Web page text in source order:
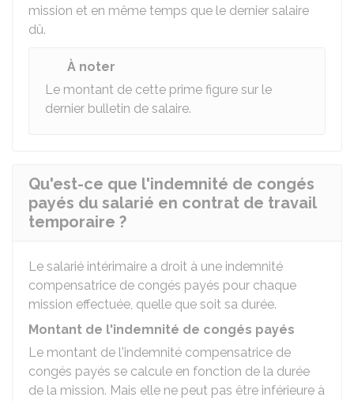
mission et en même temps que le dernier salaire
dû.
À noter
Le montant de cette prime figure sur le
dernier bulletin de salaire.
Qu'est-ce que l'indemnité de congés
payés du salarié en contrat de travail
temporaire ?
Le salarié intérimaire a droit à une indemnité
compensatrice de congés payés pour chaque
mission effectuée, quelle que soit sa durée.
Montant de l'indemnité de congés payés
Le montant de l'indemnité compensatrice de
congés payés se calcule en fonction de la durée
de la mission. Mais elle ne peut pas être inférieure à